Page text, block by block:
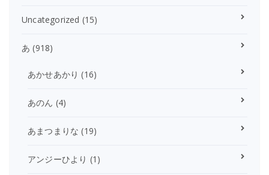
Uncategorized (15)
あ (918)
あかせあかり (16)
あのん (4)
あまつまりな (19)
アンジーひより (1)